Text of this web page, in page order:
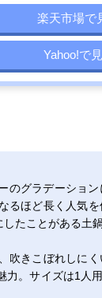
幅29.2×高さ
9.5cm/口径
24.5cm
楽天市場で
Yahoo!で
のグラデーション
るほど長く人気
たことがある土鍋
吹きこぼれしにく
力。サイズは1人